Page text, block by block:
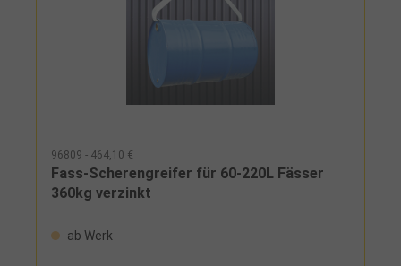
96809 - 464,10 €
Fass-Scherengreifer für 60-220L Fässer
360kg verzinkt
ab Werk